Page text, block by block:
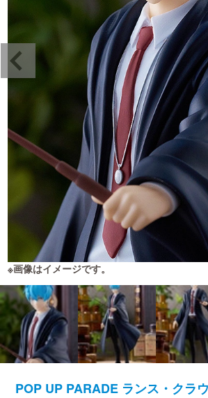
※画像はイメージです。
POP UP PARADE ランス・クラ